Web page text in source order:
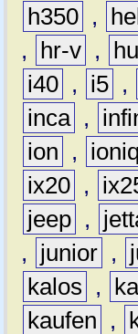
h350 ,
,
hr-v ,
i40 , i5 ,
inca ,
ion
, ioniq
ix20 ,
jeep ,
,
junior ,
kalos
,
kaufen
,